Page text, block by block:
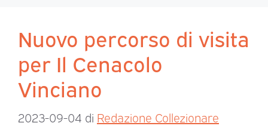
Nuovo percorso di visita
per Il Cenacolo
Vinciano
2023-09-04 di Redazione Collezionare